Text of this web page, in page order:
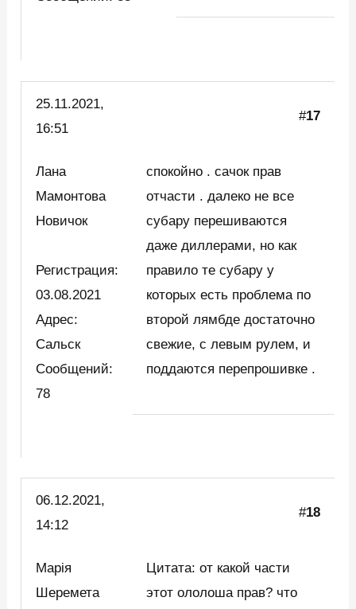
25.11.2021,
16:51
#17
Лана
Мамонтова
Новичок
Регистрация:
03.08.2021
Адрес:
Сальск
Сообщений:
78
спокойно . сачок прав
отчасти . далеко не все
субару перешиваются
даже диллерами, но как
правило те субару у
которых есть проблема по
второй лямбде достаточно
свежие, с левым рулем, и
поддаются перепрошивке .
06.12.2021,
14:12
#18
Марія
Шеремета
Цитата: от какой части
этот ололоша прав? что